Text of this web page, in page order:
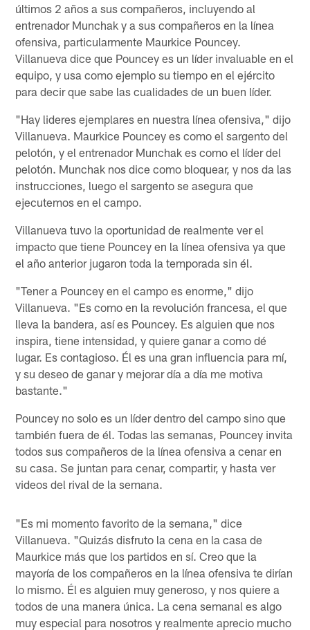
últimos 2 años a sus compañeros, incluyendo al
entrenador Munchak y a sus compañeros en la línea
ofensiva, particularmente Maurkice Pouncey.
Villanueva dice que Pouncey es un líder invaluable en el
equipo, y usa como ejemplo su tiempo en el ejército
para decir que sabe las cualidades de un buen líder.
"Hay lideres ejemplares en nuestra línea ofensiva," dijo
Villanueva. Maurkice Pouncey es como el sargento del
pelotón, y el entrenador Munchak es como el líder del
pelotón. Munchak nos dice como bloquear, y nos da las
instrucciones, luego el sargento se asegura que
ejecutemos en el campo.
Villanueva tuvo la oportunidad de realmente ver el
impacto que tiene Pouncey en la línea ofensiva ya que
el año anterior jugaron toda la temporada sin él.
"Tener a Pouncey en el campo es enorme," dijo
Villanueva. "Es como en la revolución francesa, el que
lleva la bandera, así es Pouncey. Es alguien que nos
inspira, tiene intensidad, y quiere ganar a como dé
lugar. Es contagioso. Él es una gran influencia para mí,
y su deseo de ganar y mejorar día a día me motiva
bastante."
Pouncey no solo es un líder dentro del campo sino que
también fuera de él. Todas las semanas, Pouncey invita
todos sus compañeros de la línea ofensiva a cenar en
su casa. Se juntan para cenar, compartir, y hasta ver
videos del rival de la semana.
"Es mi momento favorito de la semana," dice
Villanueva. "Quizás disfruto la cena en la casa de
Maurkice más que los partidos en sí. Creo que la
mayoría de los compañeros en la línea ofensiva te dirían
lo mismo. Él es alguien muy generoso, y nos quiere a
todos de una manera única. La cena semanal es algo
muy especial para nosotros y realmente aprecio mucho